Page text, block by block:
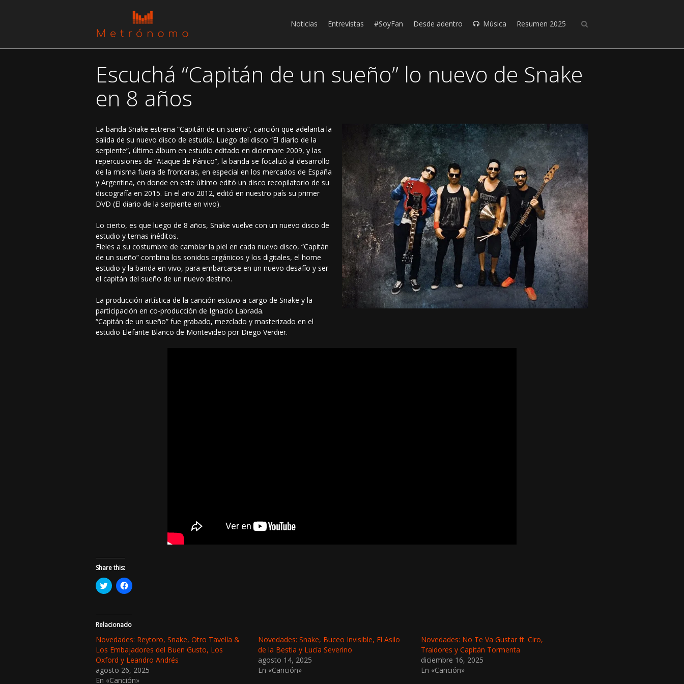
Noticias Entrevistas #SoyFan Desde adentro Música Resumen 2025
Escuchá “Capitán de un sueño” lo nuevo de Snake
en 8 años
La banda Snake estrena “Capitán de un sueño”, canción que adelanta la
salida de su nuevo disco de estudio. Luego del disco “El diario de la
serpiente”, último álbum en estudio editado en diciembre 2009, y las
repercusiones de “Ataque de Pánico”, la banda se focalizó al desarrollo
de la misma fuera de fronteras, en especial en los mercados de España
y Argentina, en donde en este último editó un disco recopilatorio de su
discografía en 2015. En el año 2012, editó en nuestro país su primer
DVD (El diario de la serpiente en vivo).
Lo cierto, es que luego de 8 años, Snake vuelve con un nuevo disco de
estudio y temas inéditos.
Fieles a su costumbre de cambiar la piel en cada nuevo disco, “Capitán
de un sueño” combina los sonidos orgánicos y los digitales, el home
estudio y la banda en vivo, para embarcarse en un nuevo desafío y ser
el capitán del sueño de un nuevo destino.
La producción artística de la canción estuvo a cargo de Snake y la
participación en co-producción de Ignacio Labrada.
“Capitán de un sueño” fue grabado, mezclado y masterizado en el
estudio Elefante Blanco de Montevideo por Diego Verdier.
Share this:
H
a
c
a
r
a
c
o
m
p
H
a
c
a
r
a
c
o
m
p
Relacionado
Novedades: Reytoro, Snake, Otro Tavella &
Los Embajadores del Buen Gusto, Los
Oxford y Leandro Andrés
agosto 26, 2025
En «Canción»
Novedades: Snake, Buceo Invisible, El Asilo
de la Bestia y Lucía Severino
agosto 14, 2025
En «Canción»
Novedades: No Te Va Gustar ft. Ciro,
Traidores y Capitán Tormenta
diciembre 16, 2025
En «Canción»